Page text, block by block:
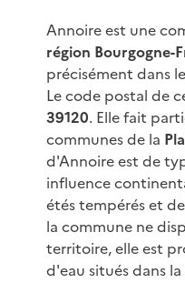
Annoire est une
région Bourgogne-
précisément dans
Le code postal de
39120. Elle fait
communes de la
d'Annoire est de
influence
étés tempérés et
la commune ne
territoire, elle est
d'eau situés dans